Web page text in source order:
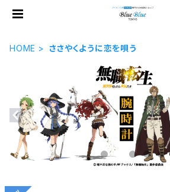
HOME ささやくように恋を唄う